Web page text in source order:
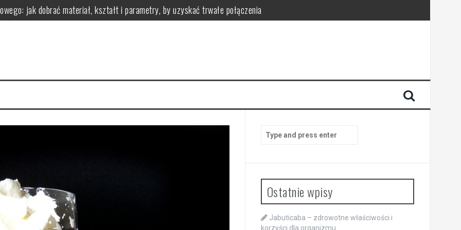
jak dobrać materiał, kształt i parametry, by uzyskać trwałe połączenia
i przeciwwskazania
leczy i jak wygląda leczenie aparatami
dla organizmu
for:
Ostatnie wpisy
Jabuticaba – zdrowotne właściwości i
korzyści dla organizmu